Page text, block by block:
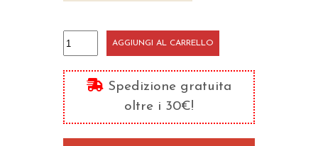
La
Trinità
luce
e
amore
dell'anima
AGGIUNGI AL CARRELLO
Spedizione gratuita
oltre i 30€!